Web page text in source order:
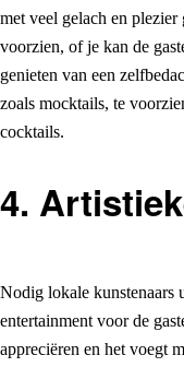
met veel gelach en plezier
voorzien, of je kan de
genieten van een
zoals mocktails, te
cocktails.
4.
Nodig lokale kunstenaars
entertainment voor de
appreciëren en het voegt